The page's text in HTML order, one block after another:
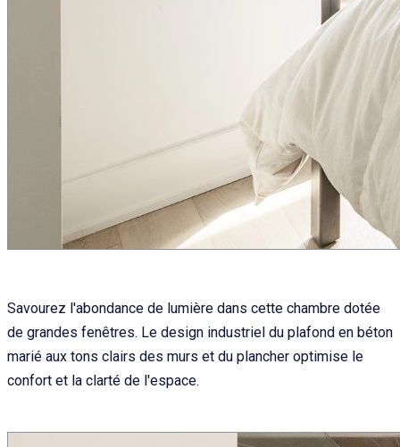
Savourez l'abondance de lumière dans cette chambre dotée
de grandes fenêtres. Le design industriel du plafond en béton
marié aux tons clairs des murs et du plancher optimise le
confort et la clarté de l'espace.